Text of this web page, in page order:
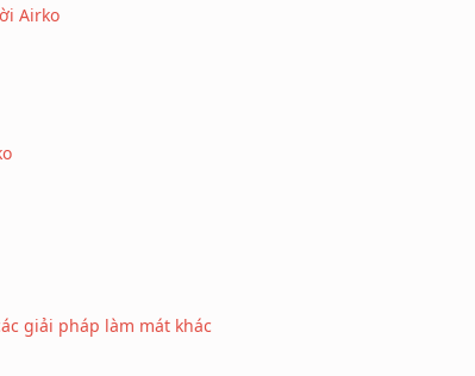
Airko
giải pháp làm mát khác